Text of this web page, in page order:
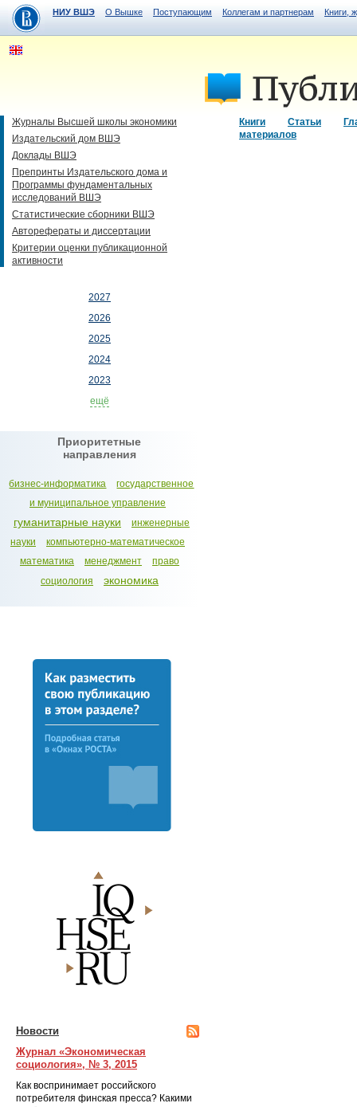
НИУ ВШЭ О Вышке Поступающим Коллегам и партнерам Книги,
Книги Статьи
материалов
Журналы Высшей школы экономики
Издательский дом ВШЭ
Доклады ВШЭ
Препринты Издательского дома и
Программы фундаментальных
исследований ВШЭ
Статистические сборники ВШЭ
Авторефераты и диссертации
Критерии оценки публикационной
активности
2027
2026
2025
2024
2023
ещё
Приоритетные
направления
бизнес-информатика
государственное
и муниципальное управление
гуманитарные науки
инженерные
науки
компьютерно-математическое
математика
менеджмент
право
социология
экономика
Новости
Журнал «Экономическая
социология», № 3, 2015
Как воспринимает российского
потребителя финская пресса? Какими